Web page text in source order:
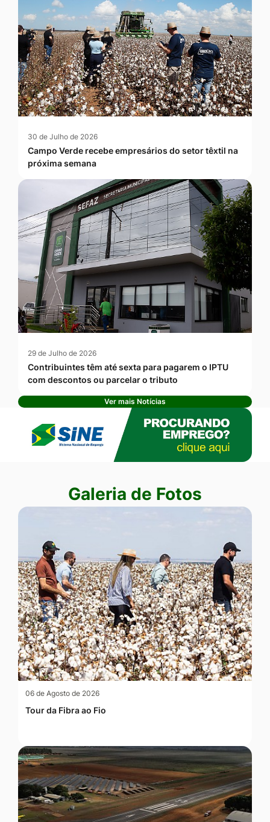
30 de Julho de 2026
Campo Verde recebe empresários do setor têxtil na
próxima semana
29 de Julho de 2026
Contribuintes têm até sexta para pagarem o IPTU
com descontos ou parcelar o tributo
Ver mais Notícias
Seção Galeria de Fotos
Galeria de Fotos
06 de Agosto de 2026
Tour da Fibra ao Fio